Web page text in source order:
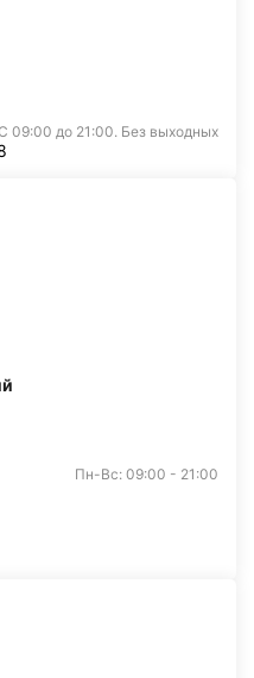
09:00 до 21:00. Без выходных
Пн-Вс: 09:00 - 21:00